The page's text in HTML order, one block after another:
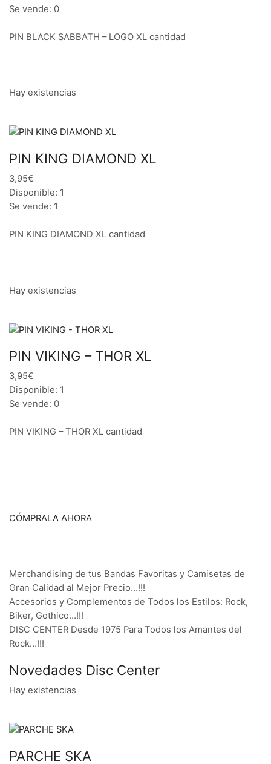
Se vende: 0
PIN BLACK SABBATH – LOGO XL cantidad
Hay existencias
PIN KING DIAMOND XL
3,95€
Disponible: 1
Se vende: 1
PIN KING DIAMOND XL cantidad
Hay existencias
PIN VIKING – THOR XL
3,95€
Disponible: 1
Se vende: 0
PIN VIKING – THOR XL cantidad
CÓMPRALA AHORA
Merchandising de tus Bandas Favoritas y Camisetas de
Gran Calidad al Mejor Precio…!!!
Accesorios y Complementos de Todos los Estilos: Rock,
Biker, Gothico…!!!
DISC CENTER Desde 1975 Para Todos los Amantes del
Rock…!!!
Novedades Disc Center
Hay existencias
PARCHE SKA